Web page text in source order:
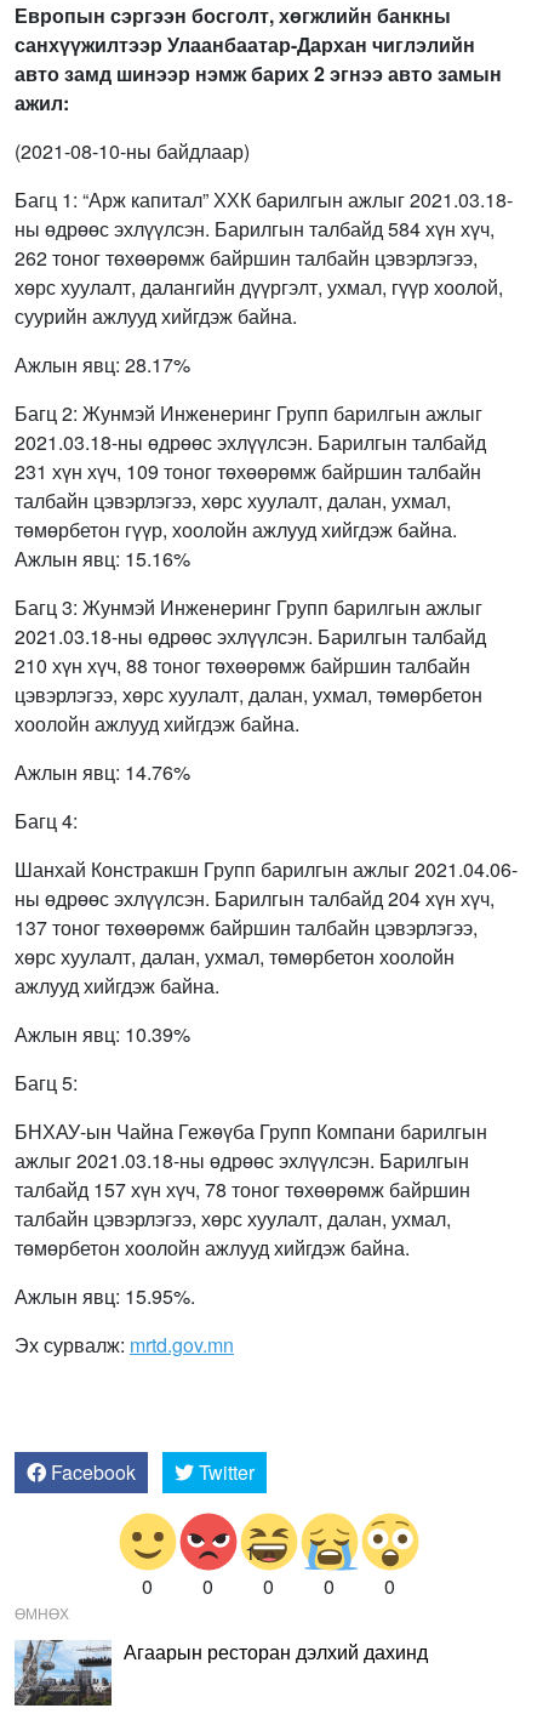
Европын сэргээн босголт, хөгжлийн банкны
санхүүжилтээр Улаанбаатар-Дархан чиглэлийн
авто замд шинээр нэмж барих 2 эгнээ авто замын
ажил:
(2021-08-10-ны байдлаар)
Багц 1: “Арж капитал” ХХК барилгын ажлыг 2021.03.18-
ны өдрөөс эхлүүлсэн. Барилгын талбайд 584 хүн хүч,
262 тоног төхөөрөмж байршин талбайн цэвэрлэгээ,
хөрс хуулалт, далангийн дүүргэлт, ухмал, гүүр хоолой,
суурийн ажлууд хийгдэж байна.
Ажлын явц: 28.17%
Багц 2: Жунмэй Инженеринг Групп барилгын ажлыг
2021.03.18-ны өдрөөс эхлүүлсэн. Барилгын талбайд
231 хүн хүч, 109 тоног төхөөрөмж байршин талбайн
талбайн цэвэрлэгээ, хөрс хуулалт, далан, ухмал,
төмөрбетон гүүр, хоолойн ажлууд хийгдэж байна.
Ажлын явц: 15.16%
Багц 3: Жунмэй Инженеринг Групп барилгын ажлыг
2021.03.18-ны өдрөөс эхлүүлсэн. Барилгын талбайд
210 хүн хүч, 88 тоног төхөөрөмж байршин талбайн
цэвэрлэгээ, хөрс хуулалт, далан, ухмал, төмөрбетон
хоолойн ажлууд хийгдэж байна.
Ажлын явц: 14.76%
Багц 4:
Шанхай Констракшн Групп барилгын ажлыг 2021.04.06-
ны өдрөөс эхлүүлсэн. Барилгын талбайд 204 хүн хүч,
137 тоног төхөөрөмж байршин талбайн цэвэрлэгээ,
хөрс хуулалт, далан, ухмал, төмөрбетон хоолойн
ажлууд хийгдэж байна.
Ажлын явц: 10.39%
Багц 5:
БНХАУ-ын Чайна Гежөүба Групп Компани барилгын
ажлыг 2021.03.18-ны өдрөөс эхлүүлсэн. Барилгын
талбайд 157 хүн хүч, 78 тоног төхөөрөмж байршин
талбайн цэвэрлэгээ, хөрс хуулалт, далан, ухмал,
төмөрбетон хоолойн ажлууд хийгдэж байна.
Ажлын явц: 15.95%.
Эх сурвалж: mrtd.gov.mn
Facebook Twitter
0 0 0 0 0
ӨМНӨХ
Агаарын ресторан дэлхий дахинд